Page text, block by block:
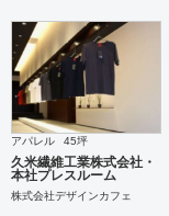
アパレル 45坪
久米繊維工業株式会社・
本社プレスルーム
株式会社デザインカフェ